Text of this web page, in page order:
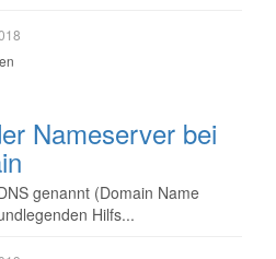
Nameserver bei
genannt (Domain Name
Hilfs...